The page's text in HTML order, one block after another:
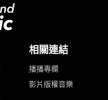
相關連結
播播專欄
影片版權音樂